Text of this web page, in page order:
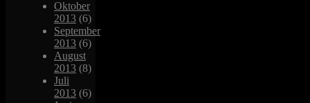
Oktober
2013 (6)
September
2013 (6)
August
2013 (8)
Juli
2013 (6)